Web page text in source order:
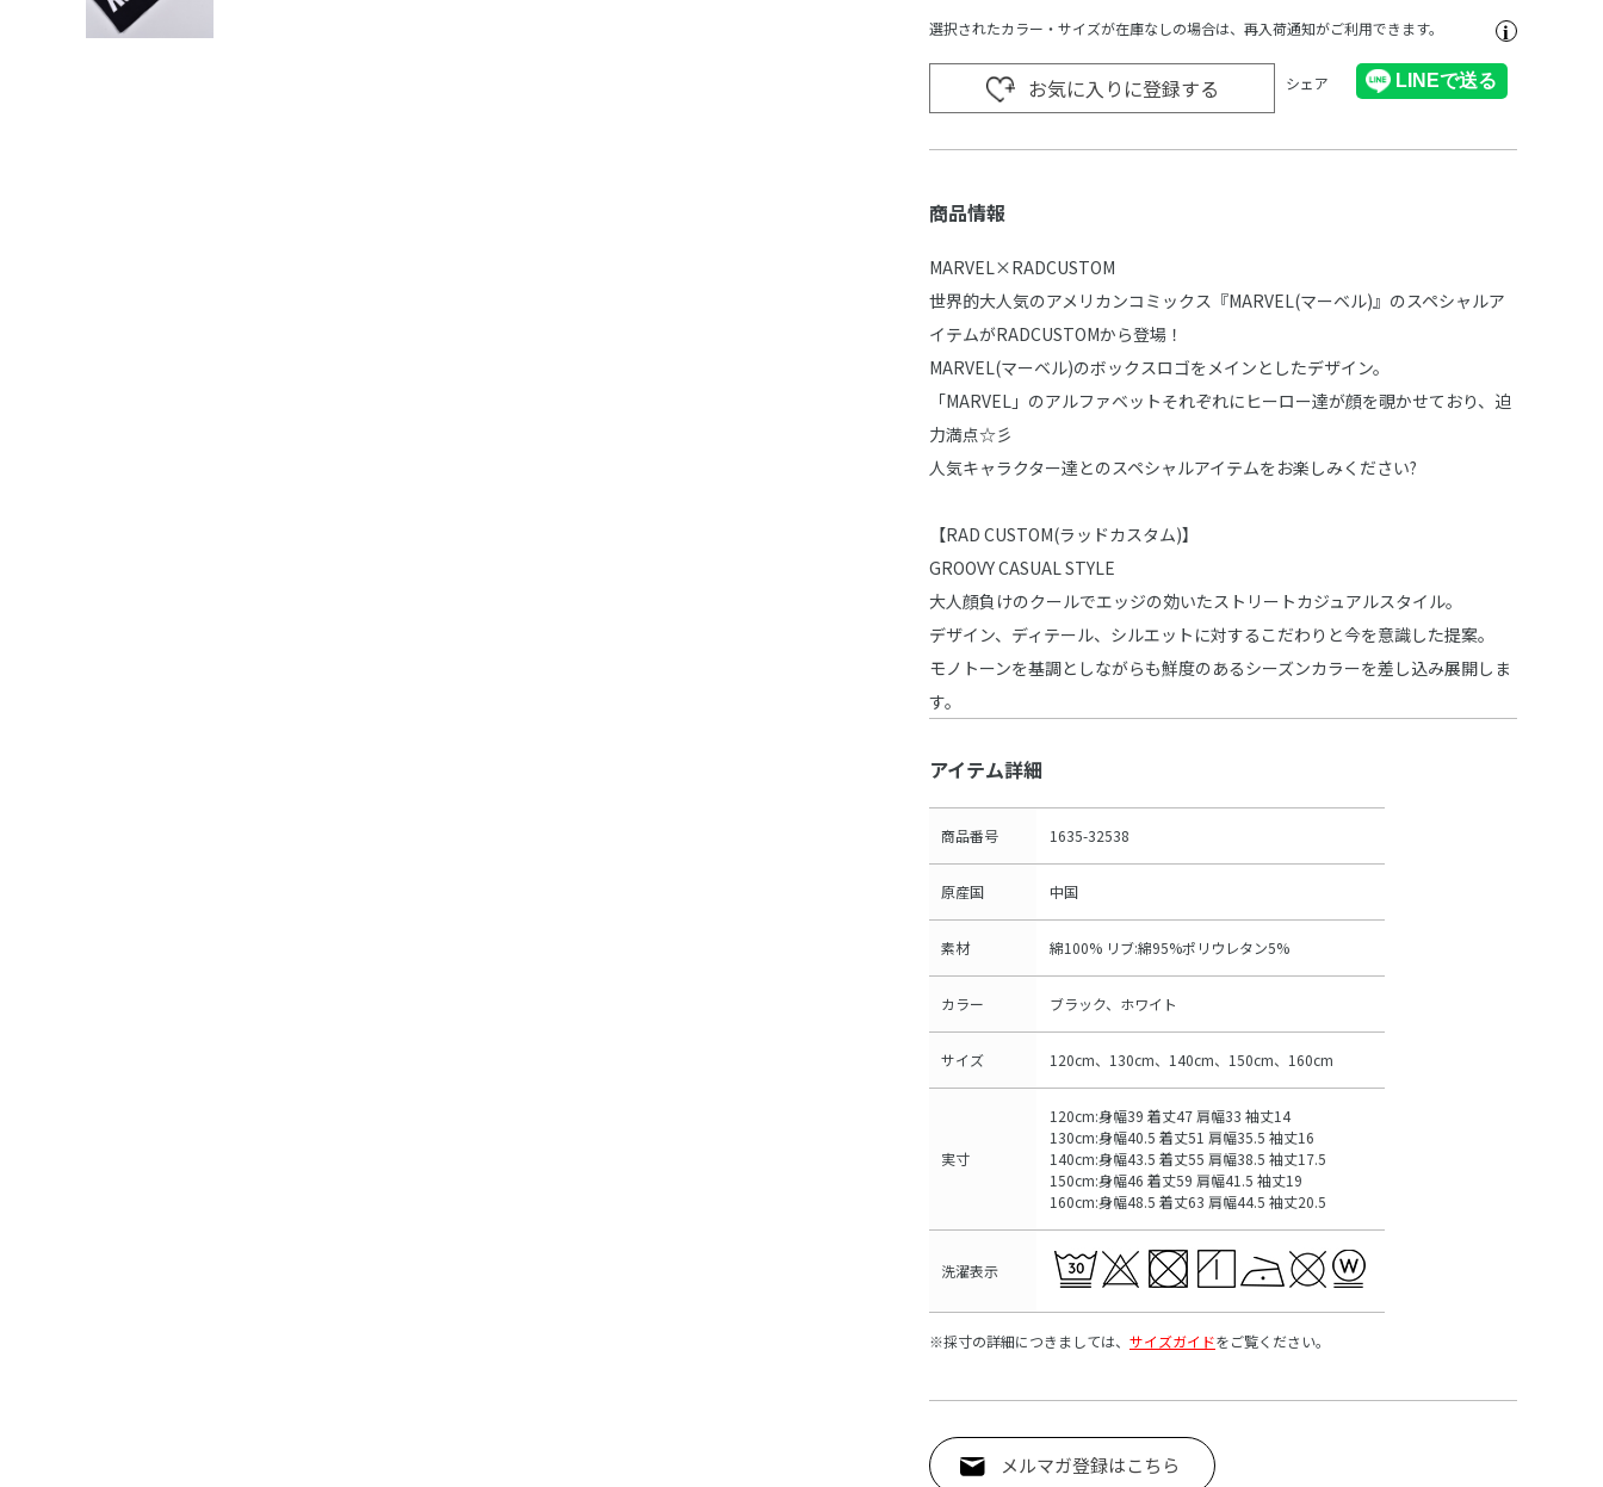
選択されたカラー・サイズが在庫なしの場合は、再入荷通知がご利用できます。
お気に入りに登録する シェア
商品情報
MARVEL×RADCUSTOM
世界的大人気のアメリカンコミックス『MARVEL(マーベル)』のスペシャルア
イテムがRADCUSTOMから登場！
MARVEL(マーベル)のボックスロゴをメインとしたデザイン。
「MARVEL」のアルファベットそれぞれにヒーロー達が顔を覗かせており、迫
力満点☆彡
人気キャラクター達とのスペシャルアイテムをお楽しみください?
【RAD CUSTOM(ラッドカスタム)】
GROOVY CASUAL STYLE
大人顔負けのクールでエッジの効いたストリートカジュアルスタイル。
デザイン、ディテール、シルエットに対するこだわりと今を意識した提案。
モノトーンを基調としながらも鮮度のあるシーズンカラーを差し込み展開しま
す。
アイテム詳細
商品番号 1635-32538
原産国 中国
素材 綿100% リブ:綿95%ポリウレタン5%
カラー ブラック、ホワイト
サイズ 120cm、130cm、140cm、150cm、160cm
実寸
120cm:身幅39 着丈47 肩幅33 袖丈14
130cm:身幅40.5 着丈51 肩幅35.5 袖丈16
140cm:身幅43.5 着丈55 肩幅38.5 袖丈17.5
150cm:身幅46 着丈59 肩幅41.5 袖丈19
160cm:身幅48.5 着丈63 肩幅44.5 袖丈20.5
洗濯表示
※採寸の詳細につきましては、 サイズガイドをご覧ください。
メルマガ登録はこちら